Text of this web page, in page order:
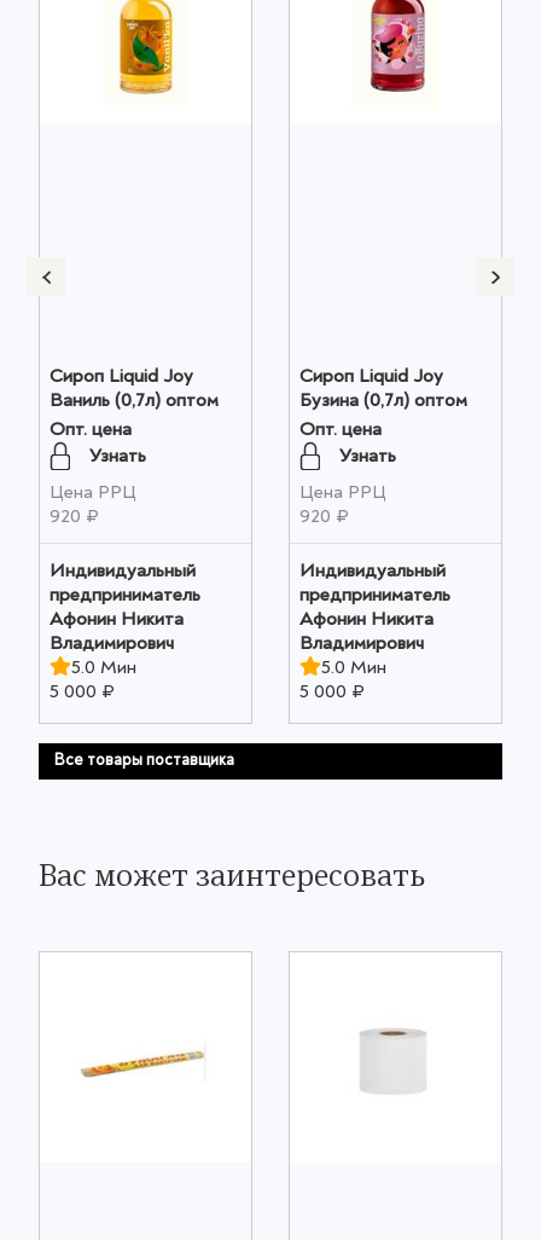
Сироп Liquid Joy
Ваниль (0,7л) оптом
Опт. цена
Узнать
Цена РРЦ
920 ₽
Индивидуальный
предприниматель
Афонин Никита
Владимирович
5.0 Мин
5 000 ₽
Сироп Liquid Joy
Бузина (0,7л) оптом
Опт. цена
Узнать
Цена РРЦ
920 ₽
Индивидуальный
предприниматель
Афонин Никита
Владимирович
5.0 Мин
5 000 ₽
Все товары поставщика
Вас может заинтересовать